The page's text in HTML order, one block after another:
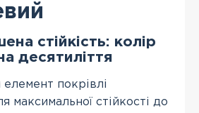
стійкість: колір
десятиліття
покрівлі
максимальної стійкості до